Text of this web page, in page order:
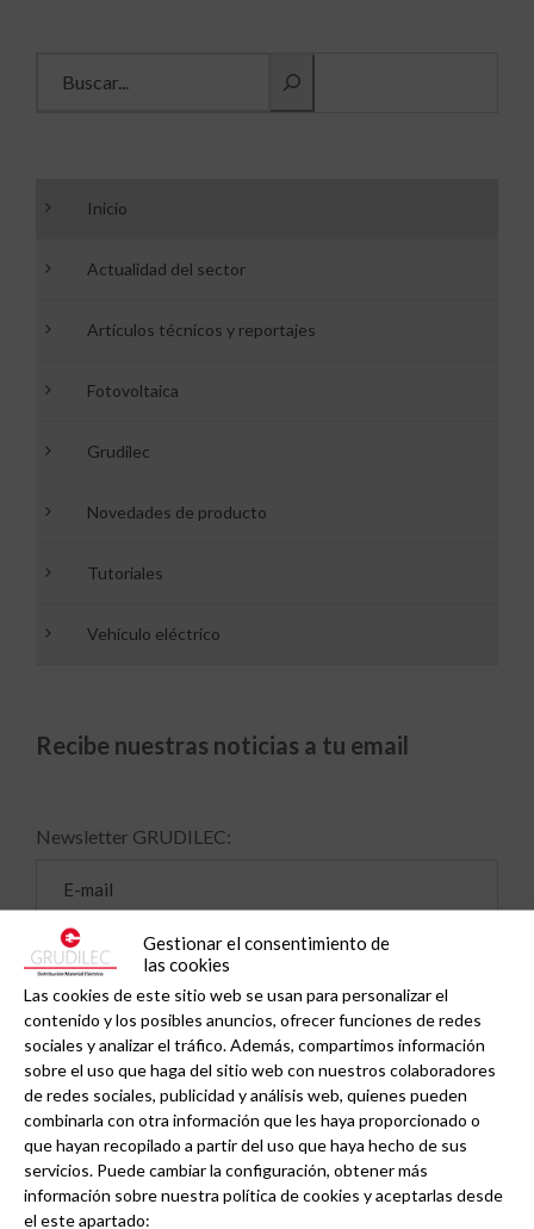
Gestionar el consentimiento de
las cookies
Las cookies de este sitio web se usan para personalizar el
contenido y los posibles anuncios, ofrecer funciones de redes
sociales y analizar el tráfico. Además, compartimos información
sobre el uso que haga del sitio web con nuestros colaboradores
de redes sociales, publicidad y análisis web, quienes pueden
combinarla con otra información que les haya proporcionado o
que hayan recopilado a partir del uso que haya hecho de sus
servicios. Puede cambiar la configuración, obtener más
información sobre nuestra política de cookies y aceptarlas desde
el este apartado:
Inicio
Actualidad del sector
Artículos técnicos y reportajes
Fotovoltaica
Grudilec
Novedades de producto
Tutoriales
Vehículo eléctrico
Recibe nuestras noticias a tu email
Newsletter GRUDILEC:
Haz clic en «Estoy de acuerdo» para activar